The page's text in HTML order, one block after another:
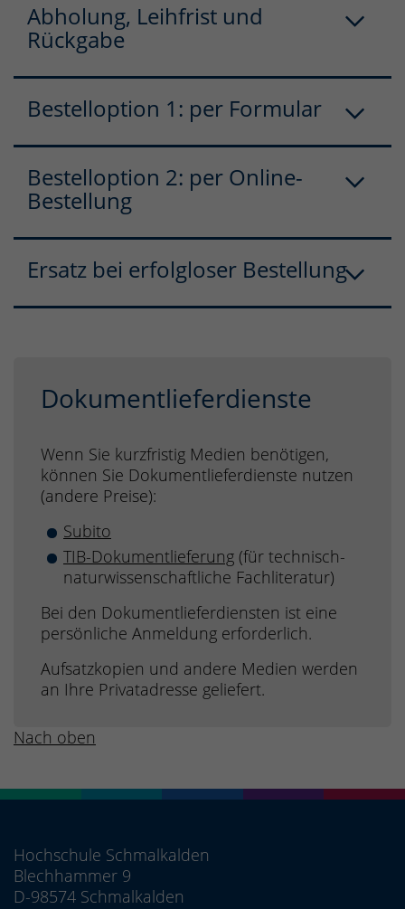
Abholung, Leihfrist und
Rückgabe
Bestelloption 1: per Formular
Bestelloption 2: per Online-
Bestellung
Ersatz bei erfolgloser Bestellung
Dokumentlieferdienste
Wenn Sie kurzfristig Medien benötigen,
können Sie Dokumentlieferdienste nutzen
(andere Preise):
Subito
TIB-Dokumentlieferung (für technisch-
naturwissenschaftliche Fachliteratur)
Bei den Dokumentlieferdiensten ist eine
persönliche Anmeldung erforderlich.
Aufsatzkopien und andere Medien werden
an Ihre Privatadresse geliefert.
Nach oben
Hochschule Schmalkalden
Blechhammer 9
D-98574 Schmalkalden